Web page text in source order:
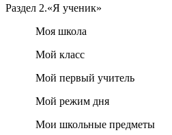
Раздел 2.«Я ученик»
Моя школа
Мой класс
Мой первый учитель
Мой режим дня
Мои школьные предметы